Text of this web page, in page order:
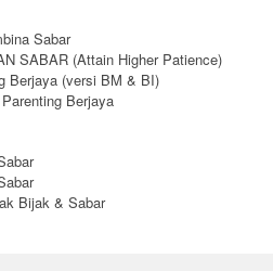
Sabar
SABAR (Attain Higher Patience)
Berjaya (versi BM & BI)
Berjaya
Bijak & Sabar